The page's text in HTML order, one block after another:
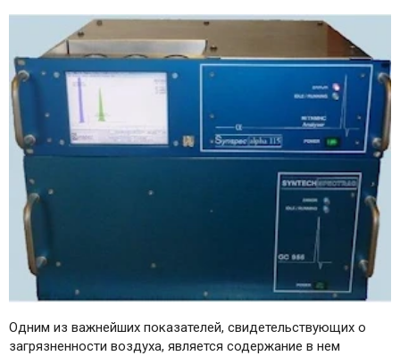
Одним из важнейших показателей, свидетельствующих о
загрязненности воздуха, является содержание в нем